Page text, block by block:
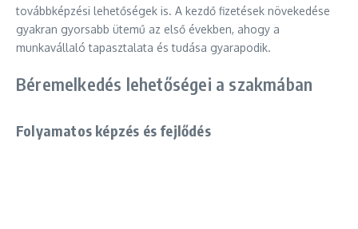
továbbképzési lehetőségek is. A kezdő fizetések növekedése
gyakran gyorsabb ütemű az első években, ahogy a
munkavállaló tapasztalata és tudása gyarapodik.
Béremelkedés lehetőségei a szakmában
Folyamatos képzés és fejlődés